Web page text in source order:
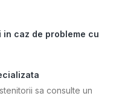
caz de probleme cu
sa consulte un